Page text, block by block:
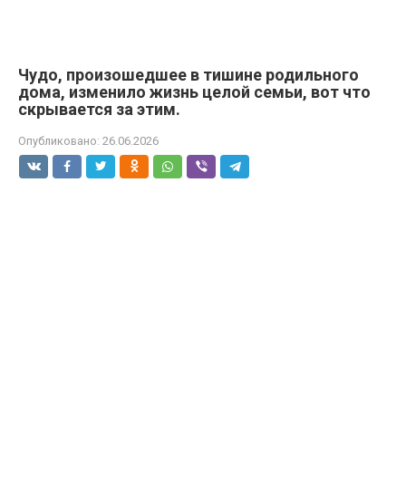
Чудо, произошедшее в тишине родильного
дома, изменило жизнь целой семьи, вот что
скрывается за этим.
Опубликовано: 26.06.2026